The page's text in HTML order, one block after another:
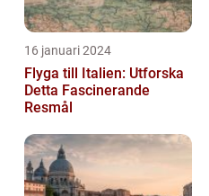
16 januari 2024
Flyga till Italien: Utforska
Detta Fascinerande
Resmål